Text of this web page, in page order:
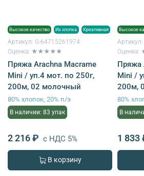
Высокое качество Из хлопка Креативная
Артикул: G-64715261974
Оценка: ★★★★★
Пряжа Arachna Macrame
Mini / уп.4 мот. по 250г,
200м, 02 молочный
80% хлопок, 20% п/э
В наличии: 83 упак
2 216 ₽ с НДС 5%
В корзину
Высокое
Артикул:
Пряжа
Mini /
200м,
80%
В
1 833